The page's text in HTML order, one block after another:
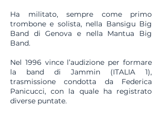
Ha militato, sempre come primo
trombone e solista, nella Bansigu Big
Band di Genova e nella Mantua Big
Band.
Nel 1996 vince l’audizione per formare
la band di Jammin (ITALIA 1),
trasmissione condotta da Federica
Panicucci, con la quale ha registrato
diverse puntate.